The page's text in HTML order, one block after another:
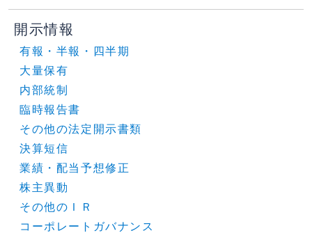
開示情報
有報・半報・四半期
大量保有
内部統制
臨時報告書
その他の法定開示書類
決算短信
業績・配当予想修正
株主異動
その他のＩＲ
コーポレートガバナンス